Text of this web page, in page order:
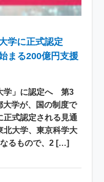
学に正式認定
まる200億円支援
学」に認定へ 第3
大学が、国の制度で
正式認定される見通
北大学、東京科学大
るもので、2 […]